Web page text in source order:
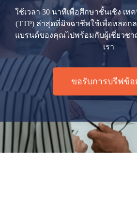
ใช้เวลา 30 นาทีเพื่อศึกษาชั้นเชิง เ
(TTP) ล่าสุดที่มิจฉาชีพใช้เพื่อหลอก
แบรนด์ของคุณไปพร้อมกับผู้เชี่ยวชา
เรา
ขอรับการบรีฟข้อ